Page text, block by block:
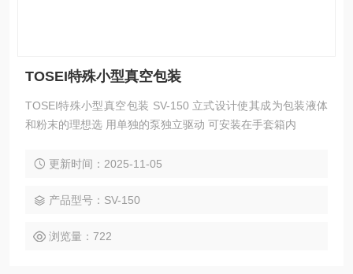
TOSEI特殊小型真空包装
TOSEI特殊小型真空包装 SV-150 立式设计使其成为包装液体
和粉末的理想选 用单独的泵独立驱动 可安装在手套箱内
更新时间：2025-11-05
产品型号：SV-150
浏览量：722